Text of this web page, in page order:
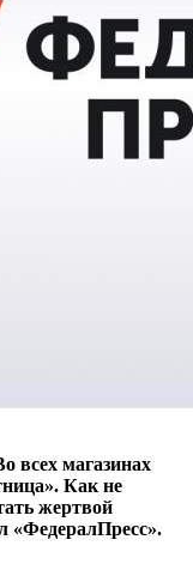
всех магазинах
Как не
жертвой
«ФедералПресс».